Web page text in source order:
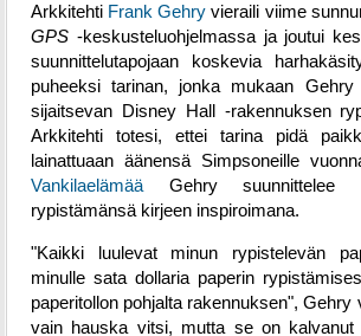
Arkkitehti Frank Gehry vieraili viime
GPS -keskusteluohjelmassa ja joutui
suunnittelutapojaan koskevia
puheeksi tarinan, jonka mukaan
sijaitsevan Disney Hall -rakennuksen
Arkkitehti totesi, ettei tarina pidä
lainattuaan äänensä Simpsoneille
Vankilaelämää Gehry suunnittelee
rypistämänsä kirjeen inspiroimana.
"Kaikki luulevat minun rypistelevän
minulle sata dollaria paperin
paperitollon pohjalta rakennuksen", Gehry
vain hauska vitsi, mutta se on kalvanut